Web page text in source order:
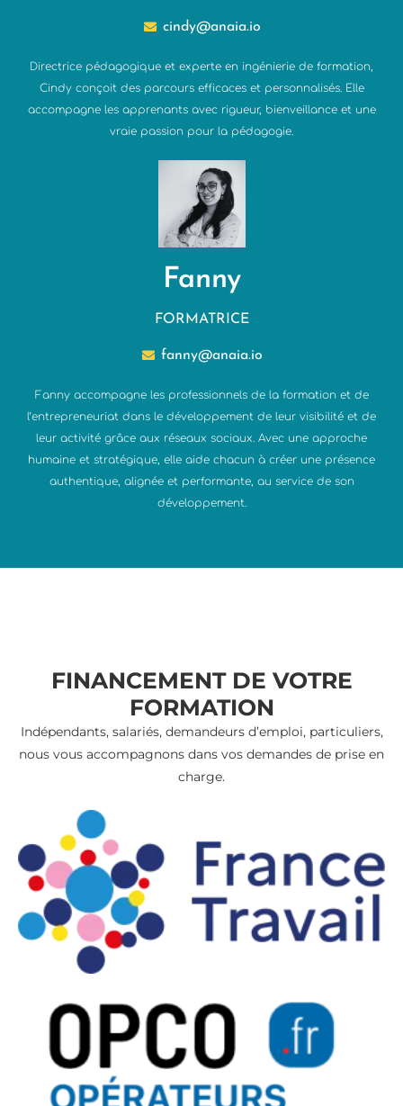
cindy@anaia.io
Directrice pédagogique et experte en ingénierie de formation,
Cindy conçoit des parcours efficaces et personnalisés. Elle
accompagne les apprenants avec rigueur, bienveillance et une
vraie passion pour la pédagogie.
Fanny
FORMATRICE
fanny@anaia.io
Fanny accompagne les professionnels de la formation et de
l’entrepreneuriat dans le développement de leur visibilité et de
leur activité grâce aux réseaux sociaux. Avec une approche
humaine et stratégique, elle aide chacun à créer une présence
authentique, alignée et performante, au service de son
développement.
FINANCEMENT DE VOTRE
FORMATION
Indépendants, salariés, demandeurs d’emploi, particuliers,
nous vous accompagnons dans vos demandes de prise en
charge.